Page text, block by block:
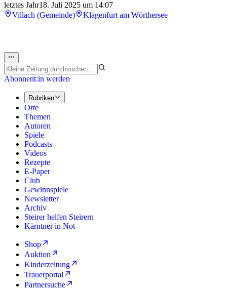
letztes Jahr18. Juli 2025 um 14:07
Villach (Gemeinde)
Klagenfurt am Wörthersee
Abonnent:in werden
Rubriken
Orte
Themen
Autoren
Spiele
Podcasts
Videos
Rezepte
E-Paper
Club
Gewinnspiele
Newsletter
Archiv
Steirer helfen Steirern
Kärntner in Not
Shop
Auktion
Kinderzeitung
Trauerportal
Partnersuche